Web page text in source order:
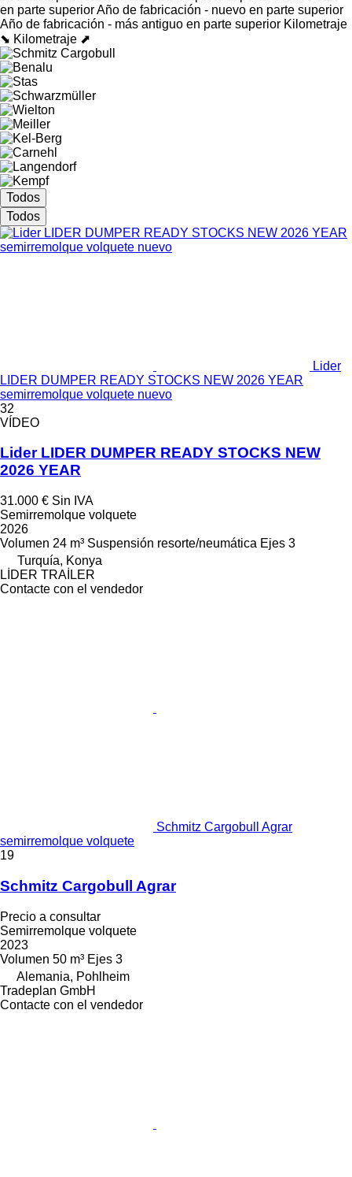
en parte superiorAño de fabricación - nuevo en parte superior
Año de fabricación - más antiguo en parte superior Kilometraje
⬊ Kilometraje ⬈
Todos
Todos
Lider
LIDER DUMPER READY STOCKS NEW 2026 YEAR
semirremolque volquete nuevo
32
VÍDEO
Lider LIDER DUMPER READY STOCKS NEW
2026 YEAR
31.000 € Sin IVA
Semirremolque volquete
2026
Volumen 24 m³ Suspensión resorte/neumática Ejes 3
Turquía, Konya
LİDER TRAİLER
Contacte con el vendedor
Schmitz Cargobull Agrar
semirremolque volquete
19
Schmitz Cargobull Agrar
Precio a consultar
Semirremolque volquete
2023
Volumen 50 m³ Ejes 3
Alemania, Pohlheim
Tradeplan GmbH
Contacte con el vendedor